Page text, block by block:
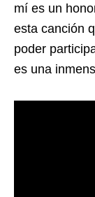
mí es un
esta canción
poder
es una